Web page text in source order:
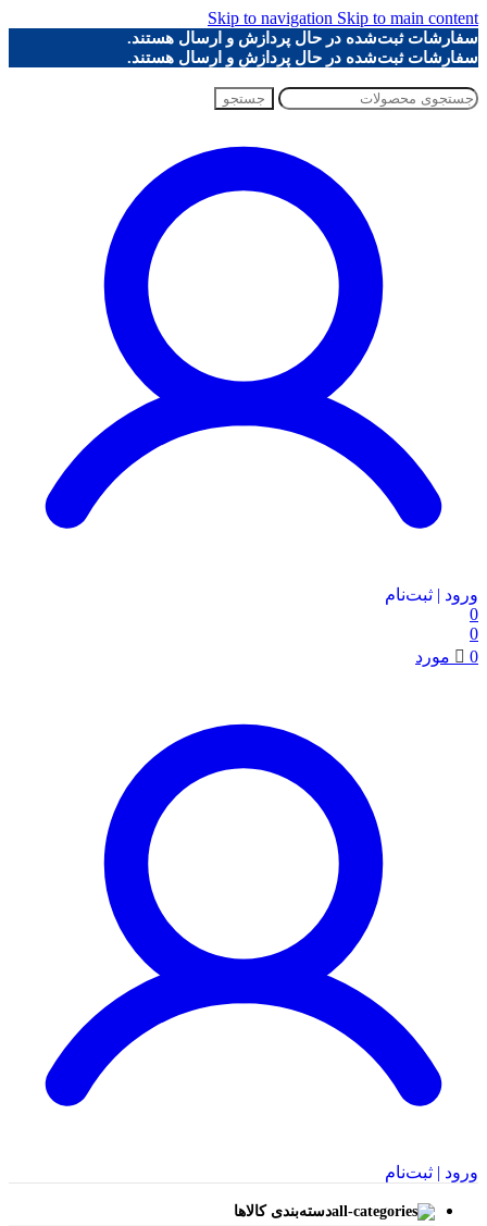
Skip to navigation Skip to main content
سفارشات ثبت‌شده در حال پردازش و ارسال هستند.
سفارشات ثبت‌شده در حال پردازش و ارسال هستند.
جستجو
ورود | ثبت‌نام
0
0
0
مورد
ورود | ثبت‌نام
دسته‌بندی کالاها